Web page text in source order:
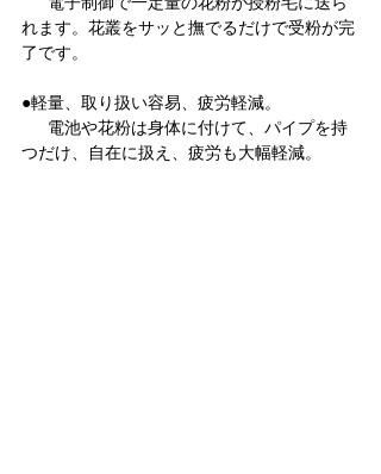
れます。花叢をサッと撫でるだけで受粉が完
了です。
●軽量、取り扱い容易、疲労軽減。
つだけ、自在に扱え、疲労も大幅軽減。